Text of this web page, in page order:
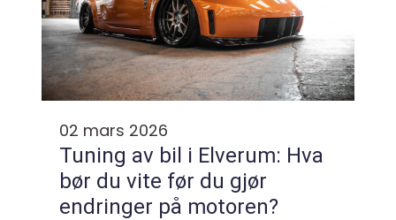
02 mars 2026
Tuning av bil i Elverum: Hva
bør du vite før du gjør
endringer på motoren?